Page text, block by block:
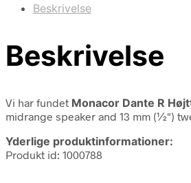
Beskrivelse
Beskrivelse
Vi har fundet Monacor Dante R
midrange speaker and 13 mm (½")
Yderlige produktinformationer:
Produkt id: 1000788